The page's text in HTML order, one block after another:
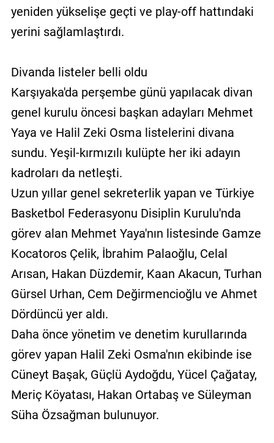
yeniden yükselişe geçti ve play-off hattındaki
yerini sağlamlaştırdı.
Divanda listeler belli oldu
Karşıyaka'da perşembe günü yapılacak divan
genel kurulu öncesi başkan adayları Mehmet
Yaya ve Halil Zeki Osma listelerini divana
sundu. Yeşil-kırmızılı kulüpte her iki adayın
kadroları da netleşti.
Uzun yıllar genel sekreterlik yapan ve Türkiye
Basketbol Federasyonu Disiplin Kurulu'nda
görev alan Mehmet Yaya'nın listesinde Gamze
Kocatoros Çelik, İbrahim Palaoğlu, Celal
Arısan, Hakan Düzdemir, Kaan Akacun, Turhan
Gürsel Urhan, Cem Değirmencioğlu ve Ahmet
Dördüncü yer aldı.
Daha önce yönetim ve denetim kurullarında
görev yapan Halil Zeki Osma'nın ekibinde ise
Cüneyt Başak, Güçlü Aydoğdu, Yücel Çağatay,
Meriç Köyatası, Hakan Ortabaş ve Süleyman
Süha Özsağman bulunuyor.